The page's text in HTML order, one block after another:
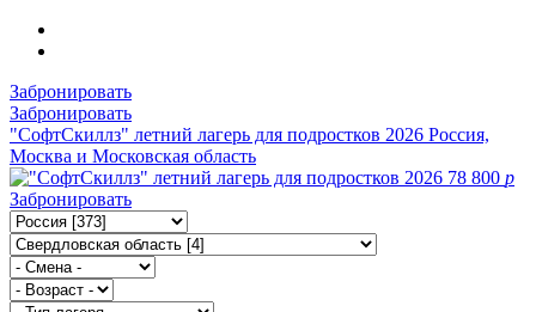
Забронировать
Забронировать
"СофтСкиллз" летний лагерь для подростков 2026 Россия,
Москва и Московская область
78 800 p
Забронировать